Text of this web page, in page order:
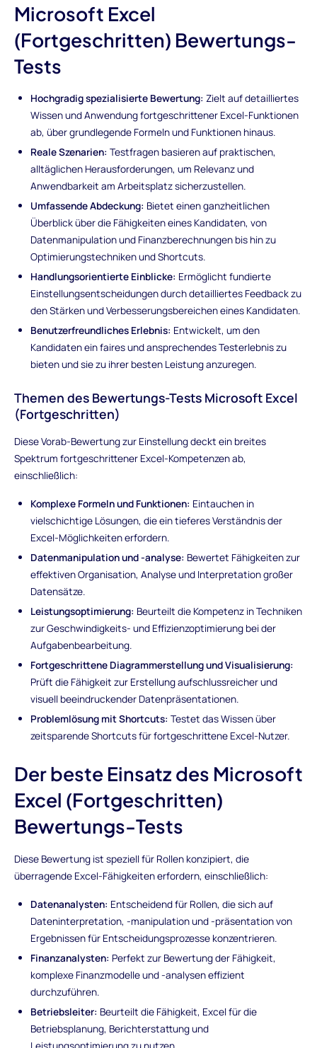
Microsoft Excel
(Fortgeschritten) Bewertungs-
Tests
Hochgradig spezialisierte Bewertung: Zielt auf detailliertes
Wissen und Anwendung fortgeschrittener Excel-Funktionen
ab, über grundlegende Formeln und Funktionen hinaus.
Reale Szenarien: Testfragen basieren auf praktischen,
alltäglichen Herausforderungen, um Relevanz und
Anwendbarkeit am Arbeitsplatz sicherzustellen.
Umfassende Abdeckung: Bietet einen ganzheitlichen
Überblick über die Fähigkeiten eines Kandidaten, von
Datenmanipulation und Finanzberechnungen bis hin zu
Optimierungstechniken und Shortcuts.
Handlungsorientierte Einblicke: Ermöglicht fundierte
Einstellungsentscheidungen durch detailliertes Feedback zu
den Stärken und Verbesserungsbereichen eines Kandidaten.
Benutzerfreundliches Erlebnis: Entwickelt, um den
Kandidaten ein faires und ansprechendes Testerlebnis zu
bieten und sie zu ihrer besten Leistung anzuregen.
Themen des Bewertungs-Tests Microsoft Excel
(Fortgeschritten)
Diese Vorab-Bewertung zur Einstellung deckt ein breites
Spektrum fortgeschrittener Excel-Kompetenzen ab,
einschließlich:
Komplexe Formeln und Funktionen: Eintauchen in
vielschichtige Lösungen, die ein tieferes Verständnis der
Excel-Möglichkeiten erfordern.
Datenmanipulation und -analyse: Bewertet Fähigkeiten zur
effektiven Organisation, Analyse und Interpretation großer
Datensätze.
Leistungsoptimierung: Beurteilt die Kompetenz in Techniken
zur Geschwindigkeits- und Effizienzoptimierung bei der
Aufgabenbearbeitung.
Fortgeschrittene Diagrammerstellung und Visualisierung:
Prüft die Fähigkeit zur Erstellung aufschlussreicher und
visuell beeindruckender Datenpräsentationen.
Problemlösung mit Shortcuts: Testet das Wissen über
zeitsparende Shortcuts für fortgeschrittene Excel-Nutzer.
Der beste Einsatz des Microsoft
Excel (Fortgeschritten)
Bewertungs-Tests
Diese Bewertung ist speziell für Rollen konzipiert, die
überragende Excel-Fähigkeiten erfordern, einschließlich:
Datenanalysten: Entscheidend für Rollen, die sich auf
Dateninterpretation, -manipulation und -präsentation von
Ergebnissen für Entscheidungsprozesse konzentrieren.
Finanzanalysten: Perfekt zur Bewertung der Fähigkeit,
komplexe Finanzmodelle und -analysen effizient
durchzuführen.
Betriebsleiter: Beurteilt die Fähigkeit, Excel für die
Betriebsplanung, Berichterstattung und